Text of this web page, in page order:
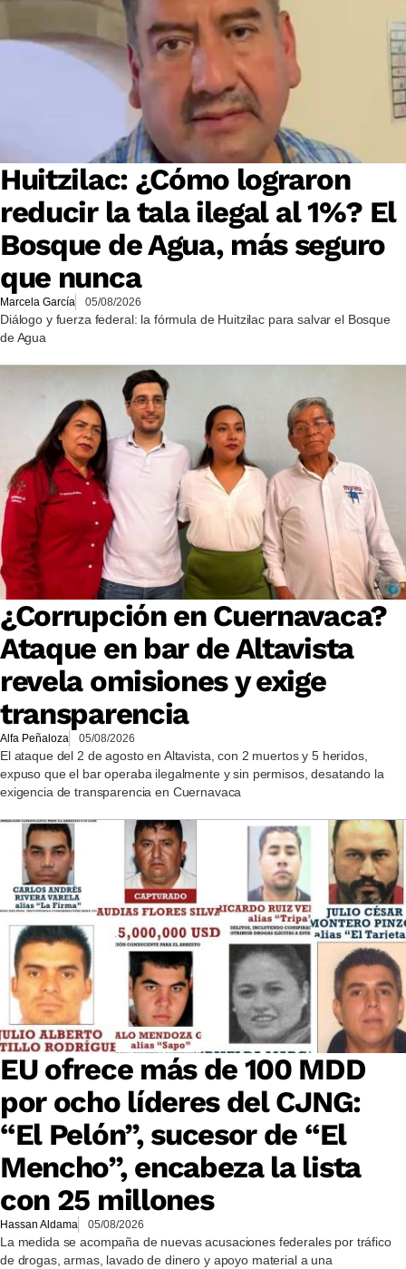
Huitzilac: ¿Cómo lograron
reducir la tala ilegal al 1%? El
Bosque de Agua, más seguro
que nunca
Marcela García 05/08/2026
Diálogo y fuerza federal: la fórmula de Huitzilac para salvar el Bosque
de Agua
¿Corrupción en Cuernavaca?
Ataque en bar de Altavista
revela omisiones y exige
transparencia
Alfa Peñaloza 05/08/2026
El ataque del 2 de agosto en Altavista, con 2 muertos y 5 heridos,
expuso que el bar operaba ilegalmente y sin permisos, desatando la
exigencia de transparencia en Cuernavaca
EU ofrece más de 100 MDD
por ocho líderes del CJNG:
“El Pelón”, sucesor de “El
Mencho”, encabeza la lista
con 25 millones
Hassan Aldama 05/08/2026
La medida se acompaña de nuevas acusaciones federales por tráfico
de drogas, armas, lavado de dinero y apoyo material a una